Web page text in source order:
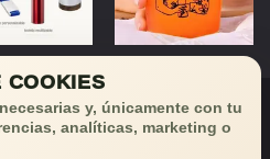
COOKIES
y, únicamente con tu
analíticas, marketing o